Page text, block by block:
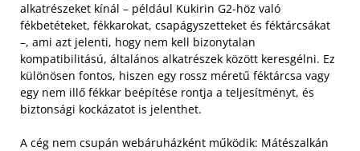
alkatrészeket kínál – például Kukirin G2-höz való
fékbetéteket, fékkarokat, csapágyszetteket és féktárcsákat
–, ami azt jelenti, hogy nem kell bizonytalan
kompatibilitású, általános alkatrészek között keresgélni. Ez
különösen fontos, hiszen egy rossz méretű féktárcsa vagy
egy nem illő fékkar beépítése rontja a teljesítményt, és
biztonsági kockázatot is jelenthet.
A cég nem csupán webáruházként működik: Mátészalkán